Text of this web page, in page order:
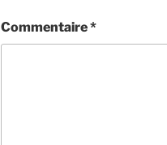
Commentaire*